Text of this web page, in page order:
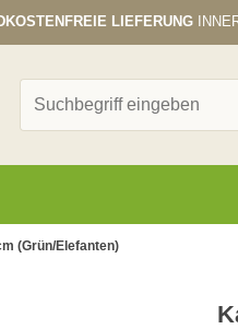
LIEFERUNG
(Grün/Elefanten)